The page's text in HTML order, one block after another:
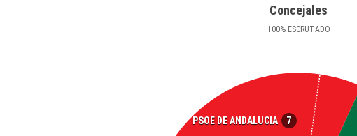
Concejales
100%ESCRUTADO
PSOE DE ANDALUCIA 7